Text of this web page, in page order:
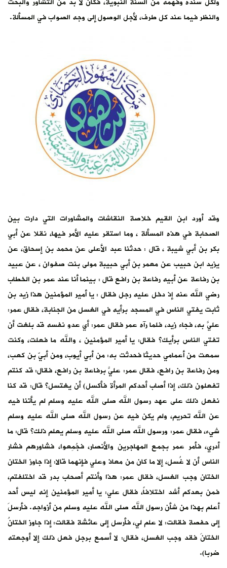
والنظر فيما عند كل طرف، لأجل الوصول إلى وجه الصواب في المسألة.
وقد أورد ابن القيم خلاصة النقاشات والمشاورات التي دارت بين
الصحابة في هذه المسألة ، وما استقر عليه الأمر فيها، نقلا عن أبي
بكر بن أبي شيبة ، قال : حدثنا عبد الأعلى عن محمد بن إسحاق، عن
يزيد ابن حبيب عن معمر بن أبي حبيبة مولى بنت صفوان ، عن عبيد
بن رفاعة عن أبيه رفاعة بن رافع قال : بينما أنا عند عمر بن الخطاب
رضي الله عنه إذ دخل عليه رجل فقال : يا أمير المؤمنين هذا زيد بن
ثابت يفتي الناس في المسجد برأيه في الغسل من الجنابة، فقال عمر:
عليَّ به، فجاء زيد، فلما رآه عمر فقال عمر: أي عدو نفسه قد بلغت أن
تفتي الناس برأيك؟ فقال: يا أمير المؤمنين ، والله ما فعلت، وكنت
سمعت من أعمامي حديثا فحدثت به: من أبي أيوب، ومن أبيّ بن كعب،
ومن رفاعة بن رافع، فقال عمر: عليَّ برفاعة بن رافع، فقال: قد كنتم
تفعلون ذلك، إذا أصاب أحدكم المرأة فأكسل) أن يغتسل؟ قال: قد كنا
نفعل ذلك على عهد رسول الله صلى الله عليه وسلم لم يأتنا فيه
عن الله تحريم، ولم يكن فيه عن رسول الله صلى الله عليه وسلم
شيء، فقال عمر: ورسول الله صلى الله عليه وسلم يعلم ذلك؟ قال: ما
أدري، فأمر عمر بجمع المهاجرين والأنصار، فجُمِعوا، فشاورهم فشار
الناس أن لا غُسل، إلا ما كان من معاذ وعلي فإنهما قالا: إذا جاوز الختان
الختان وجب الغسل، فقال عمر: هذا وأنتم أصحاب بدر قد اختلفتم،
فمن بعدكم أشد اختلافاً، فقال علي: يا أمير المؤمنين إنه ليس أحد
أعلم بهذا من شأن رسول الله صلى الله عليه وسلم من أزواجه. فأرسلَ
إلى حفصة فقالت: لا علم لي، فأرسل إلى عائشة فقالت: إذا جاوز الختانُ
الختانَ فقد وجب الغسل، فقال: لا أسمع برجل فعل ذلك إلا أوجعته
ضربا).